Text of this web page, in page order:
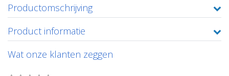
Productomschrijving
Product informatie
Wat onze klanten zeggen